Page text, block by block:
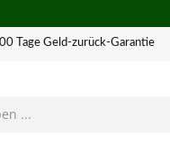
Tage Geld-zurück-Garantie